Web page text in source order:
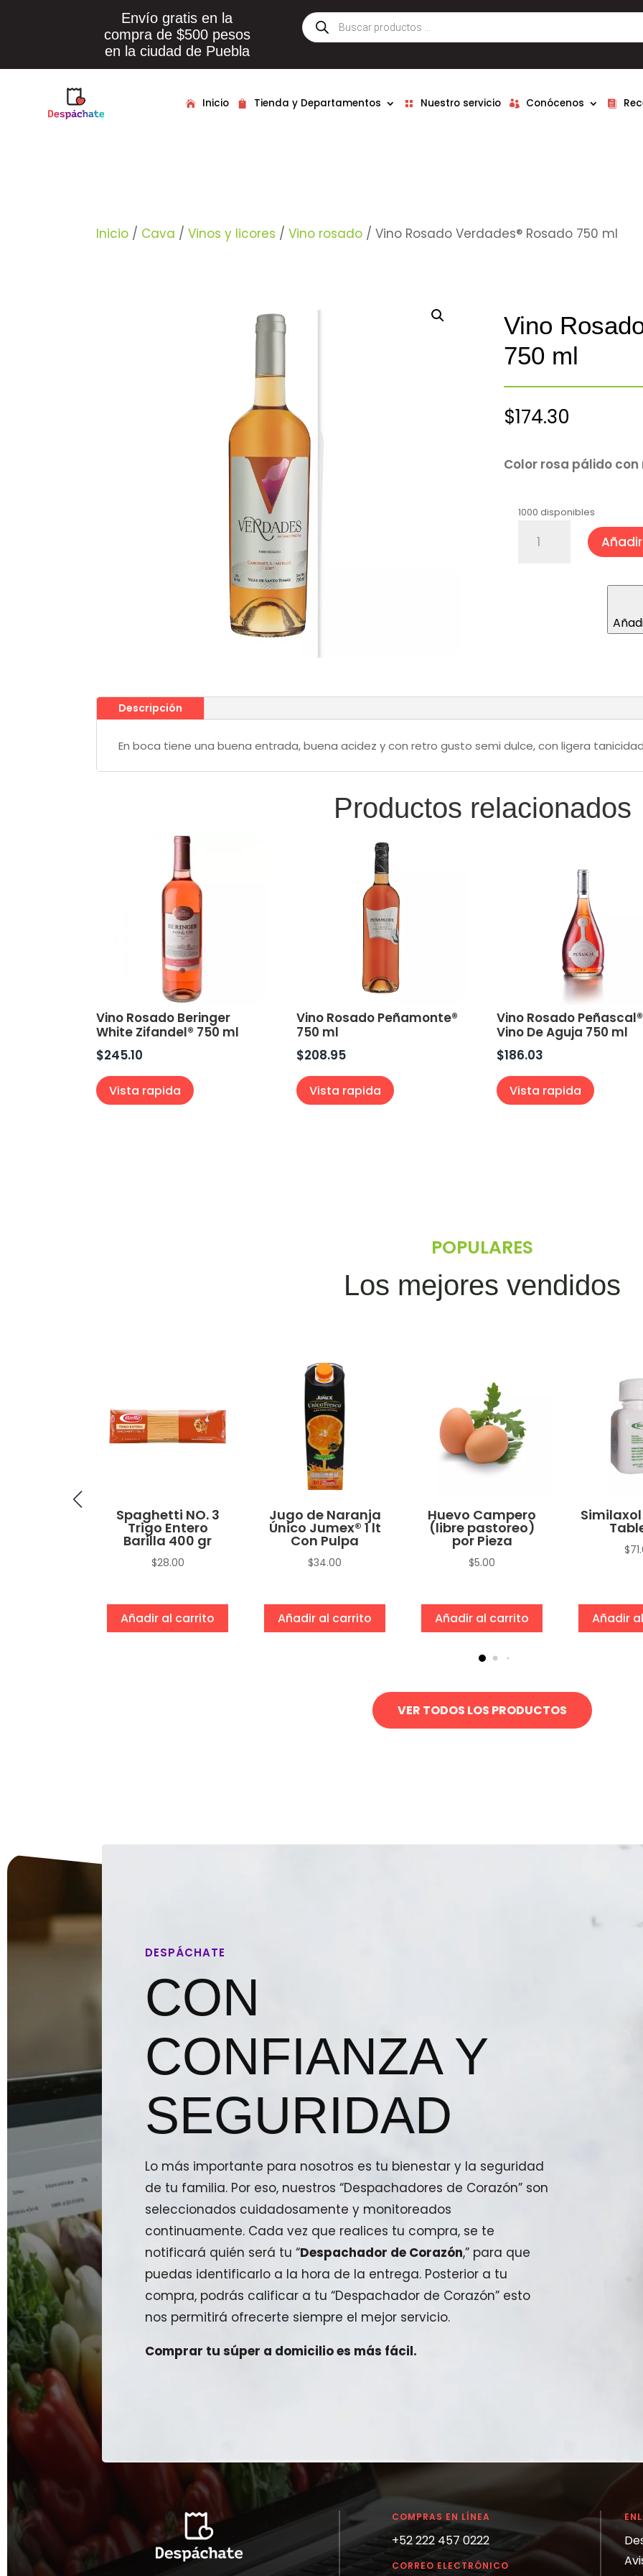
Envío gratis en la
compra de $500 pesos
en la ciudad de Puebla
Búsqueda
de
productos
Inicio Tienda y Departamentos Nuestro servicio Conócenos
Inicio / Cava /Vinos y licores /Vino rosado / Vino Rosado Verdades® Rosado 750 ml
Vino
750 ml
$174.30
Color rosa pálido
1000 disponibles
Rosado
Descripción
En boca tiene una buena entrada, buena acidez y con retro gusto semi dulce, con ligera
Productos relacionados
Vino Rosado Beringer
White Zifandel® 750 ml
$245.10
Vista rapida
Vino Rosado Peñamonte®
750 ml
$208.95
Vista rapida
Vino Rosado Peñascal®
Vino De Aguja 750 ml
$186.03
Vista rapida
POPULARES
Los mejores vendidos
Spaghetti NO. 3
Trigo Entero
Barilla 400 gr
$28.00
Añadir al carrito
Jugo de Naranja
Único Jumex® 1 lt
Con Pulpa
$34.00
Añadir al carrito
Huevo Campero
(libre pastoreo)
por Pieza
$5.00
Añadir al carrito
$
Añadir
VER TODOS LOS PRODUCTOS
DESPÁCHATE
CON
CONFIANZA Y
SEGURIDAD
Lo más importante para nosotros es tu bienestar y la seguridad
de tu familia. Por eso, nuestros “Despachadores de Corazón” son
seleccionados cuidadosamente y monitoreados
continuamente. Cada vez que realices tu compra, se te
notificará quién será tu “Despachador de Corazón,” para que
puedas identificarlo a la hora de la entrega. Posterior a tu
compra, podrás calificar a tu “Despachador de Corazón” esto
nos permitirá ofrecerte siempre el mejor servicio.
Comprar tu súper a domicilio es más fácil.
COMPRAS EN LÍNEA
+52 222 457 0222
CORREO ELECTRÓNICO